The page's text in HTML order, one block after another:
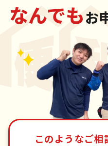
なんでもお
このようなご